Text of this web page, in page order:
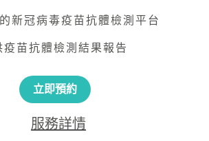
新冠病毒疫苗抗體檢測平台
苗抗體檢測結果報告
立即預約
服務詳情